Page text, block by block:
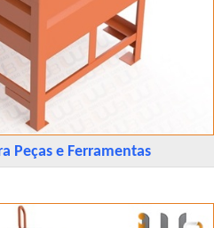
Peças e Ferramentas